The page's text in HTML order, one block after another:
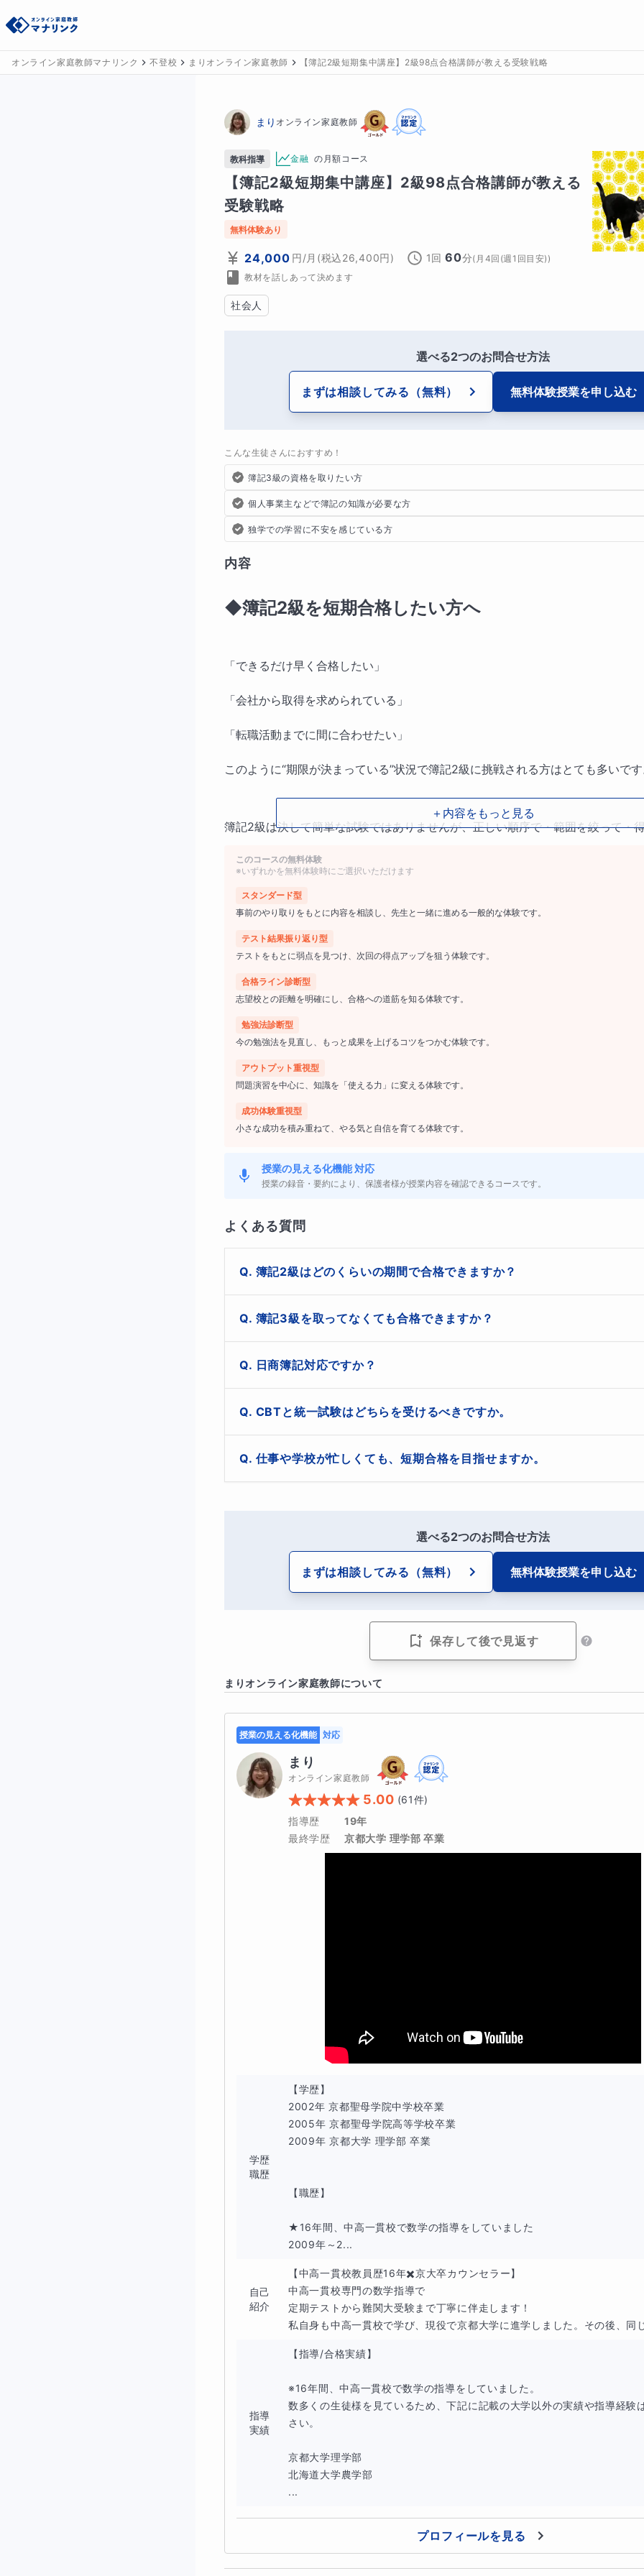
オンライン家庭教師マナリンク 不登校 まりオンライン家庭教師 【簿記2級短期集中講座】2級98点合格講師が教える受験戦略
まり オンライン家庭教師
教科指導 金融 の 月額コース
【簿記2級短期集中講座】2級98点合格講師が教える
受験戦略
無料体験あり
24,000 円/月 (税込26,400円) 1回 60分( 月4回(週1回目安) )
教材を話しあって決めます
社会人
選べる2つのお問合せ方法
まずは相談してみる （無料） 無料体験授業を申し込む
こんな生徒さんにおすすめ！
簿記3級の資格を取りたい方
個人事業主などで簿記の知識が必要な方
独学での学習に不安を感じている方
内容
◆簿記2級を短期合格したい方へ
「できるだけ早く合格したい」
「会社から取得を求められている」
「転職活動までに間に合わせたい」
このように“期限が決まっている”状況で簿記2級に挑戦される方はとても多いです
簿記2級は決して簡単な試験ではありませんが、正しい順序で・範囲を絞って・
この講座では、
3ヶ月～半年以内の合格を目標に
問題演習中心で
特に次のような方を想定しています。
仕事上で急に取得が必要になった方
経理・会計職への転職を目指している方
工業簿記や連結会計でつまずいている方
短期合格を目指す場合、テキスト選びが重要です。
基本的には
テキストで単元別に重要事項を確認➡すぐに問題演習でアウトプット➡過去問・
正確な仕訳は、商業簿記・工業簿記どちらにおいても必要不可欠です。
◆簿記2級の学習時間の目安と短期合格が現実的なケ
一般的に簿記2級に必要な学習時間は、250〜350時間程度と言われます。
ただし、次の条件が揃えば短縮可能です。
簿記3級の知識が定着している
毎日1〜2時間の学習時間を確保できる
計算問題に強い抵抗がない
の2分野が出題されます。
工業簿記とは、製造業を対象とし、製品の製造過程における会計処理と原価計算
パターン理解ができれば、むしろ安定得点源になります。
◆商業簿記・工業簿記の優先順位
短期学習では順番が重要です。
→3級の延長。範囲が広がるイメージ。
＋内容をもっと見る
このコースの無料体験
※いずれかを無料体験時にご選択いただけます
スタンダード型
事前のやり取りをもとに内容を相談し、先生と一緒に進める一般的な体験です。
テスト結果振り返り型
テストをもとに弱点を見つけ、次回の得点アップを狙う体験です。
合格ライン診断型
志望校との距離を明確にし、合格への道筋を知る体験です。
勉強法診断型
今の勉強法を見直し、もっと成果を上げるコツをつかむ体験です。
アウトプット重視型
問題演習を中心に、知識を「使える力」に変える体験です。
成功体験重視型
小さな成功を積み重ねて、やる気と自信を育てる体験です。
授業の見える化機能 対応
授業の録音・要約により、保護者様が授業内容を確認できるコースです。
よくある質問
簿記2級はどのくらいの期間で合格できますか？
簿記3級取得者で、独学で250～350時間と言われています。
この講座では、より短期間での合格を目指します。
簿記3級を取ってなくても合格できますか？
簿記3級の知識は必要です。いきなり2級の受験もできますが、3級を先に取得される
日商簿記対応ですか？
はい。本講座では、日本商工会議所が主催する「日商簿記2級」の対策を行います。
CBTと統一試験はどちらを受けるべきですか。
1年に数回しかない統一試験よりも、年中を通して受けられるCBTの方が社会人の方
仕事や学校が忙しくても、短期合格を目指せますか。
選べる2つのお問合せ方法
まずは相談してみる （無料） 無料体験授業を申し込む
保存して後で見返す
まりオンライン家庭教師について
授業の見える化機能 対応
まり
オンライン家庭教師
5.00 (61件)
指導歴
19年
最終学歴
京都大学 理学部 卒業
学歴
職歴
【学歴】
2002年 京都聖母学院中学校卒業
2005年 京都聖母学院高等学校卒業
2009年 京都大学 理学部 卒業
【職歴】
★16年間、中高一貫校で数学の指導をしていました
2009年～2...
自己
紹介
【中高一貫校教員歴16年✖️京大卒カウンセラー】
中高一貫校専門の数学指導で
定期テストから難関大受験まで丁寧に伴走します！
私自身も中高一貫校で学び、現役で京都大学に進学しました。その後、同
指導
実績
【指導/合格実績】
※16年間、中高一貫校で数学の指導をしていました。
数多くの生徒様を見ているため、下記に記載の大学以外の実績や指導経験
さい。
京都大学理学部
北海道大学農学部
...
プロフィールを見る